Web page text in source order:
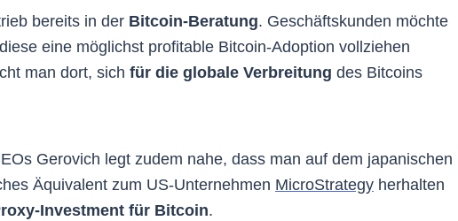
bereits in der Bitcoin-Beratung. Geschäftskunden möchte
eine möglichst profitable Bitcoin-Adoption vollziehen
man dort, sich für die globale Verbreitung des Bitcoins
Gerovich legt zudem nahe, dass man auf dem japanischen
Äquivalent zum US-Unternehmen MicroStrategy herhalten
Investment für Bitcoin.